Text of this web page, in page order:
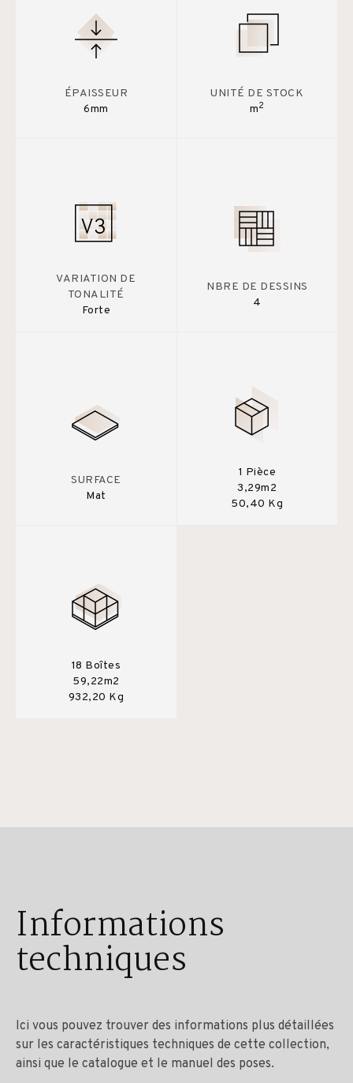
ÉPAISSEUR
6mm
UNITÉ DE STOCK
m2
VARIATION DE
TONALITÉ
Forte
NBRE DE DESSINS
4
SURFACE
Mat
1 Pièce
3,29m2
50,40 Kg
18 Boîtes
59,22m2
932,20 Kg
Informations
techniques
Ici vous pouvez trouver des informations plus détaillées
sur les caractéristiques techniques de cette collection,
ainsi que le catalogue et le manuel des poses.